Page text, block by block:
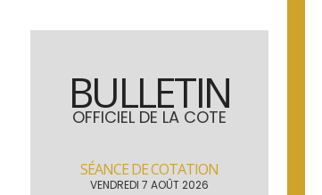
BULLETIN
OFFICIEL DE LA COTE
SÉANCE DE COTATION
VENDREDI 7 AOÛT 2026